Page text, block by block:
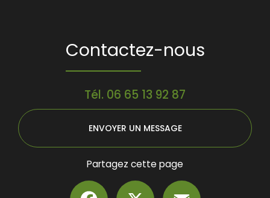
Contactez-nous
Tél. 06 65 13 92 87
ENVOYER UN MESSAGE
Partagez cette page
Facebook